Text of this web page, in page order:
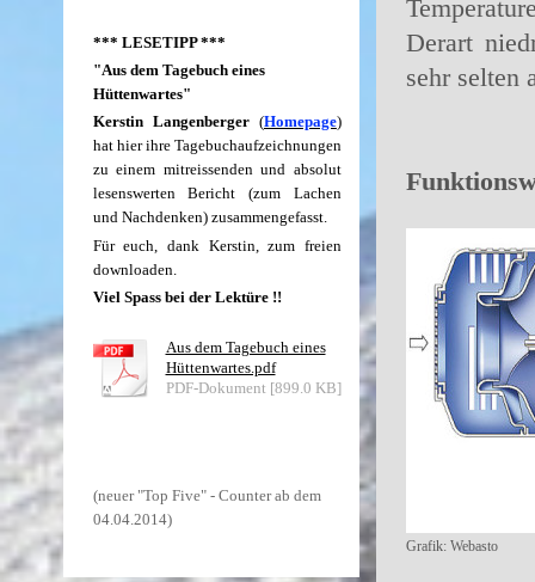
Derart
sehr selten
Grafik: Webasto
*** LESETIPP ***
"Aus dem Tagebuch eines
Hüttenwartes"
Kerstin Langenberger(Homepage)
hat hier ihre Tagebuchaufzeichnungen
zu einem mitreissenden und absolut
lesenswerten Bericht (zum Lachen
und Nachdenken) zusammengefasst.
Für euch, dank Kerstin, zum freien
downloaden.
Viel Spass bei der Lektüre !!
Aus dem Tagebuch eines
Hüttenwartes.pdf
PDF-Dokument [899.0 KB]
(neuer "Top Five" - Counter ab dem
04.04.2014)